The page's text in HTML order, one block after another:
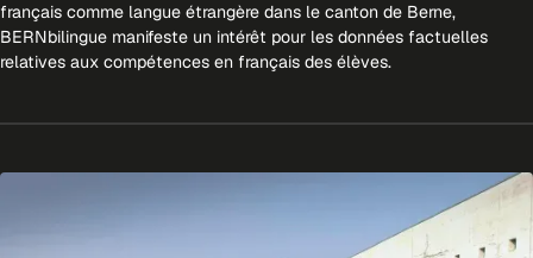
français comme langue étrangère dans le canton de Berne,
BERNbilingue manifeste un intérêt pour les données factuelles
relatives aux compétences en français des élèves.